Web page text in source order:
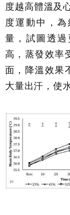
度越高體溫及
度運動中，
量，試圖透
高，蒸發效率
面，降溫效果
大量出汗，使